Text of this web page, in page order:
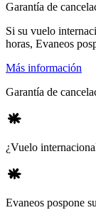
Garantía de
Si su vuelo
horas, Evaneos
Más información
Garantía de
¿Vuelo
Evaneos pospone